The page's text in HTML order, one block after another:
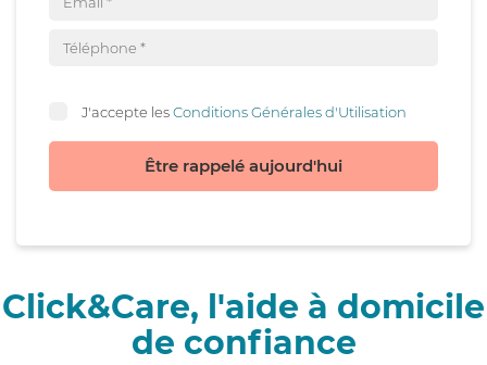
J'accepte lesConditions Générales d'Utilisation
Être rappelé aujourd'hui
Click&Care, l'aide à domicile
de confiance